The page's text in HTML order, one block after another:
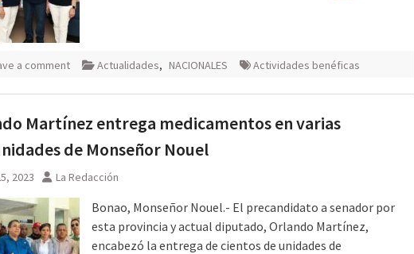
a comment Actualidades, NACIONALES Actividades benéficas
Martínez entrega medicamentos en varias
de Monseñor Nouel
2023 La Redacción
Bonao, Monseñor Nouel.- El precandidato a senador por
esta provincia y actual diputado, Orlando Martínez,
encabezó la entrega de cientos de unidades de